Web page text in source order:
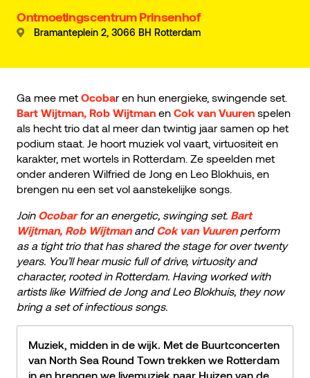
Ontmoetingscentrum Prinsenhof
Bramanteplein 2, 3066 BH Rotterdam
Ga mee met Ocobar en hun energieke, swingende set.
Bart Wijtman, Rob Wijtman en Cok van Vuuren spelen
als hecht trio dat al meer dan twintig jaar samen op het
podium staat. Je hoort muziek vol vaart, virtuositeit en
karakter, met wortels in Rotterdam. Ze speelden met
onder anderen Wilfried de Jong en Leo Blokhuis, en
brengen nu een set vol aanstekelijke songs.
Join Ocobarfor an energetic, swinging set. Bart
Wijtman, Rob WijtmanandCok van Vuurenperform
as a tight trio that has shared the stage for over twenty
years. You’ll hear music full of drive, virtuosity and
character, rooted in Rotterdam. Having worked with
artists like Wilfried de Jong and Leo Blokhuis, they now
bring a set of infectious songs.
Muziek, midden in de wijk. Met de Buurtconcerten
van North Sea Round Town trekken we Rotterdam
in en brengen we livemuziek naar Huizen van de